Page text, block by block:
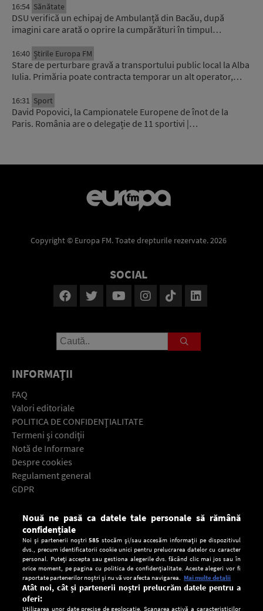
16:54 Sănătate
DSU verifică un echipaj de Ambulanță din Bacău, după
imagini care arată o oprire la cumpărături în timpul…
16:40 Știrile Europa FM
Stare de perturbare gravă a transportului public local la Alba
Iulia. Primăria poate contracta temporar un alt operator,…
16:31 Sport
David Popovici, la Campionatele Europene de înot de la
Paris. România are o delegație de 11 sportivi |…
Copyright © Europa FM. Toate drepturile rezervate. 2026
SOCIAL
INFORMAŢII
FAQ
Valori editoriale
POLITICA DE CONFIDENŢIALITATE
Termeni şi condiţii
Notă de Informare
Despre cookies
Regulament general
GDPR
Descarcă gratuit aplicaţia Europa FM pentru smartphone:
Nouă ne pasă ca datele tale personale să rămână
confidențiale
Noi și partenerii noștri585 stocăm și/sau accesăm informații pe dispozitivul
dvs., precum identificatorii cookie unici pentru prelucrarea datelor cu caracter
personal. Puteți accepta sau gestiona alegerile dvs. făcând clic mai jos sau în
orice moment, pe pagina cu politica de confidențialitate. Aceste alegeri vor fi
raportate partenerilor noștri și nu vă vor afecta navigarea. Mai multe detalii
Atât noi, cât și partenerii noștri prelucrăm datele pentru a
oferi:
Utilizarea unor date precise de geolocație. Scanarea activă a caracteristicilor